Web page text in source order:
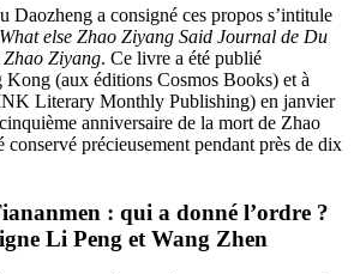
Daozheng a consigné ces propos s’intitule
else Zhao Ziyang Said Journal de Du
Zhao Ziyang. Ce livre a été publié
Kong (aux éditions Cosmos Books) et à
Literary Monthly Publishing) en janvier
anniversaire de la mort de Zhao
conservé précieusement pendant près de dix
: qui a donné l’ordre ?
Li Peng et Wang Zhen